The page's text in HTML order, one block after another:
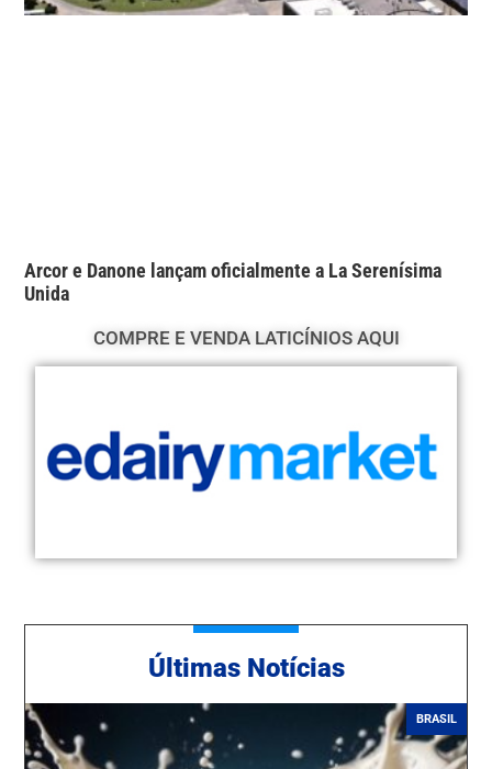
Arcor e Danone lançam oficialmente a La Serenísima
Unida
COMPRE E VENDA LATICÍNIOS AQUI
Últimas Notícias
BRASIL